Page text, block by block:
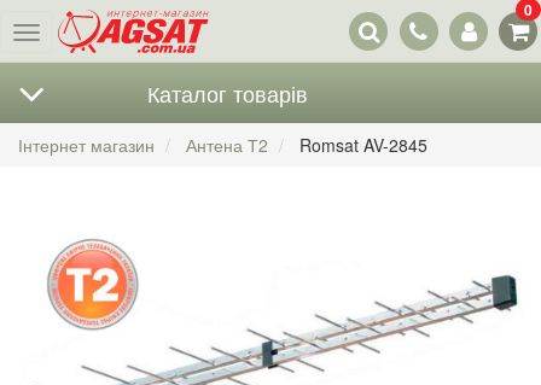
Меню
Наші
контакти
0
Каталог товарів
Інтернет магазин Антена Т2 Romsat AV-2845